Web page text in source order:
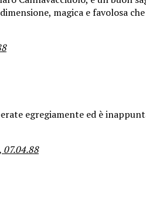
magica e favolosa
egregiamente ed è